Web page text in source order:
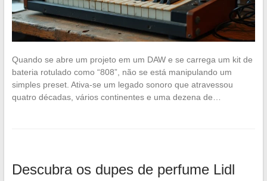
Quando se abre um projeto em um DAW e se carrega um kit de
bateria rotulado como “808”, não se está manipulando um
simples preset. Ativa-se um legado sonoro que atravessou
quatro décadas, vários continentes e uma dezena de…
Descubra os dupes de perfume Lidl